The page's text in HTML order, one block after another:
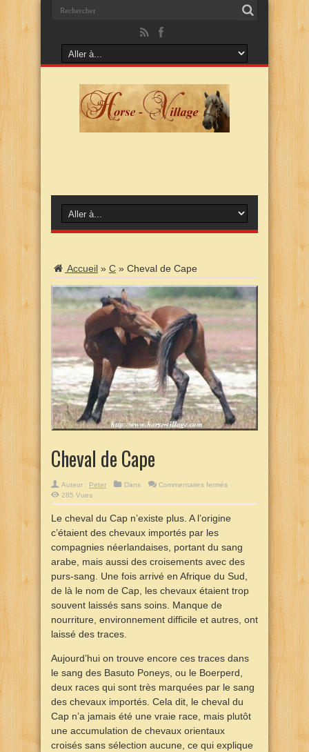
Accueil » C » Cheval de Cape
Cheval de Cape
Auteur : Peter Dans Commentaires ferméssur
285 Vues
Le cheval du Cap n’existe plus. A l’origine
c’étaient des chevaux importés par les
compagnies néerlandaises, portant du sang
arabe, mais aussi des croisements avec des
purs-sang. Une fois arrivé en Afrique du Sud,
de là le nom de Cap, les chevaux étaient trop
souvent laissés sans soins. Manque de
nourriture, environnement difficile et autres, ont
laissé des traces.
Aujourd’hui on trouve encore ces traces dans
le sang des Basuto Poneys, ou le Boerperd,
deux races qui sont très marquées par le sang
des chevaux importés. Cela dit, le cheval du
Cap n’a jamais été une vraie race, mais plutôt
une accumulation de chevaux orientaux
croisés sans sélection aucune, ce qui explique